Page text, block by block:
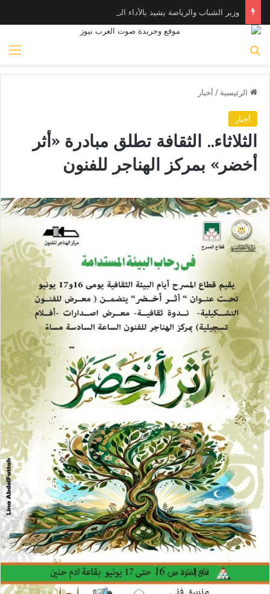
الرئيسية / أخبار
أخبار
الثلاثاء.. الثقافة تطلق مبادرة «أثر
أخضر» بمركز الهناجر للفنون